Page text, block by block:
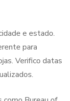
e estado.
para
Verifico datas